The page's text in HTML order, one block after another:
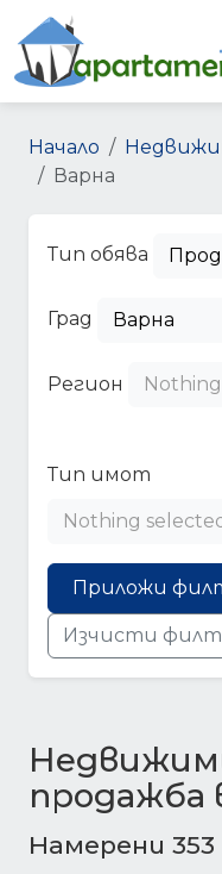
Начало
Варна
Тип обява
Град Варна
Регион
Тип имот
Nothing
Приложи
Изчисти
продажба
Намерени